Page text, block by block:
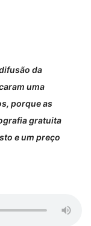
da
uma
porque as
gratuita
e um preço